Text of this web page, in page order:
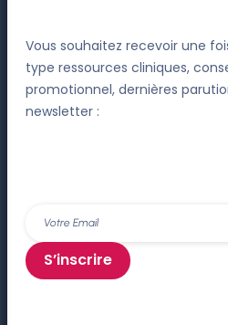
Vous souhaitez recevoir une
type ressources cliniques,
promotionnel, dernières
newsletter :
S’inscrire